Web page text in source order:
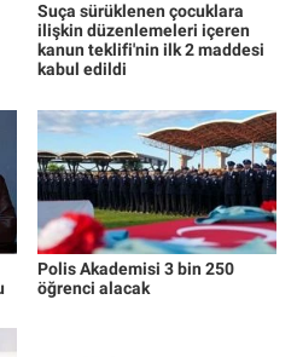
Suça sürüklenen çocuklara
ilişkin düzenlemeleri içeren
kanun teklifi'nin ilk 2 maddesi
kabul edildi
Polis Akademisi 3 bin 250
öğrenci alacak